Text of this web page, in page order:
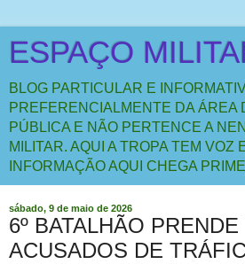
ESPAÇO
BLOG PARTICULAR E
PREFERENCIALMENTE DA ÁREA
PÚBLICA E NÃO PERTENCE A
MILITAR. AQUI A TROPA TEM VOZ
INFORMAÇÃO AQUI CHEGA
sábado, 9 de maio de 2026
6º BATALHÃO
ACUSADOS DE